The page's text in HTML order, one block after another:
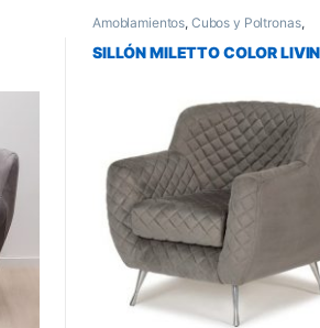
Amoblamientos, Cubos y Poltronas,
Muebles para Living y Comedor
SILLÓN MILETTO COLOR